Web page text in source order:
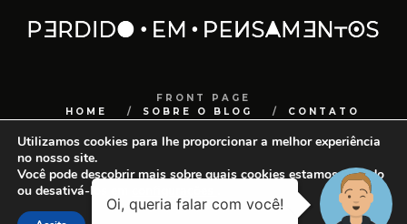
FRONT PAGE
HOME
SOBRE O BLOG CONTATO
COPYRIGHTSANCHOCOM
Utilizamos cookies para lhe proporcionar a melhor experiência
no nosso site.
Você pode descobrir mais sobre quais cookies estamos usando
ou desativá-los em